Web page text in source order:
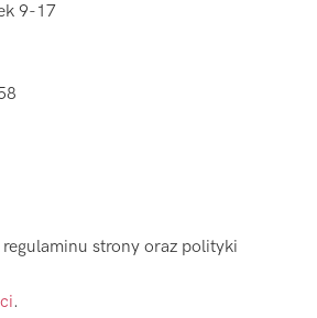
9-17
strony oraz polityki
.